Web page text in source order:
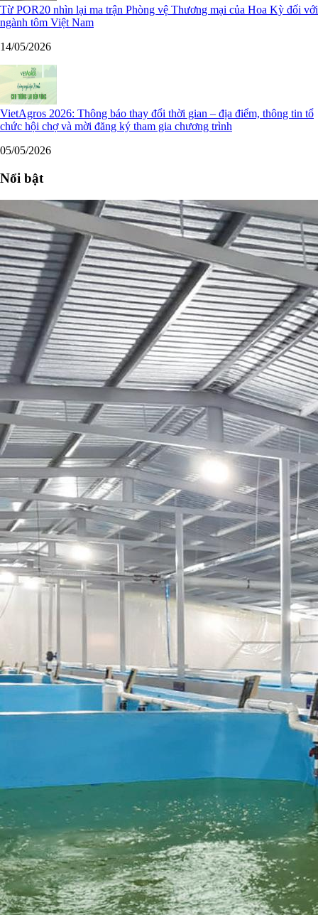
Từ POR20 nhìn lại ma trận Phòng vệ Thương mại của Hoa Kỳ đối với
ngành tôm Việt Nam
14/05/2026
VietAgros 2026: Thông báo thay đổi thời gian – địa điểm, thông tin tổ
chức hội chợ và mời đăng ký tham gia chương trình
05/05/2026
Nổi bật